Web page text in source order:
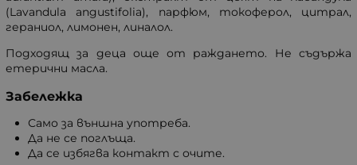
(Lavandula angustifolia), парфюм, токоферол, цитрал,
гераниол, лимонен, линалол.
Подходящ за деца още от раждането. Не съдържа
етерични масла.
Забележка
Само за външна употреба.
Да не се поглъща.
Да се избягва контакт с очите.